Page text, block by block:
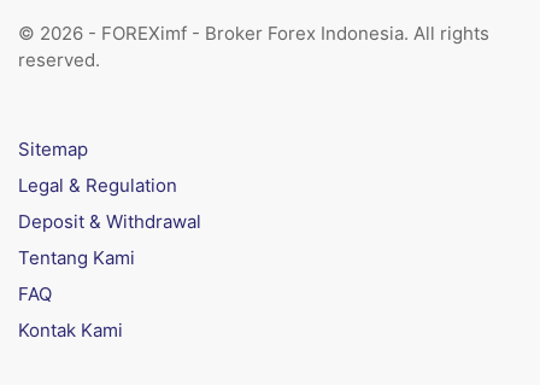
© 2026 - FOREXimf - Broker Forex Indonesia. All rights
reserved.
Sitemap
Legal & Regulation
Deposit & Withdrawal
Tentang Kami
FAQ
Kontak Kami